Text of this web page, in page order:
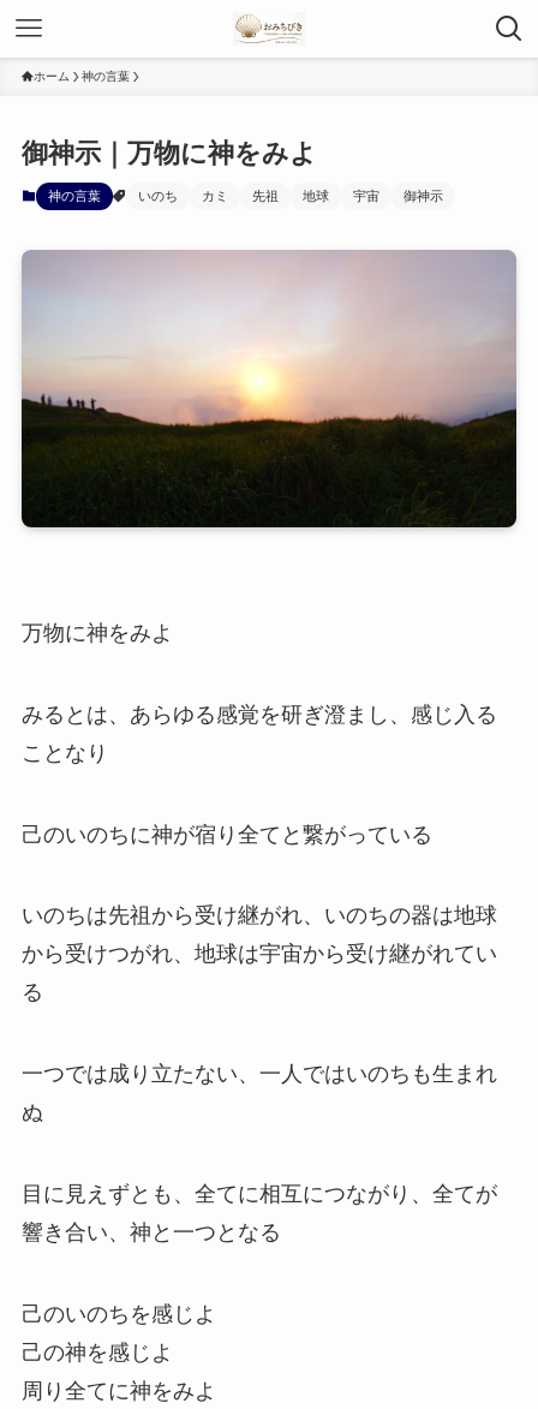
ホーム 神の言葉
御神示｜万物に神をみよ
神の言葉 いのち カミ 先祖 地球 宇宙 御神示
万物に神をみよ
みるとは、あらゆる感覚を研ぎ澄まし、感じ入る
ことなり
己のいのちに神が宿り全てと繋がっている
いのちは先祖から受け継がれ、いのちの器は地球
から受けつがれ、地球は宇宙から受け継がれてい
る
一つでは成り立たない、一人ではいのちも生まれ
ぬ
目に見えずとも、全てに相互につながり、全てが
響き合い、神と一つとなる
己のいのちを感じよ
己の神を感じよ
周り全てに神をみよ